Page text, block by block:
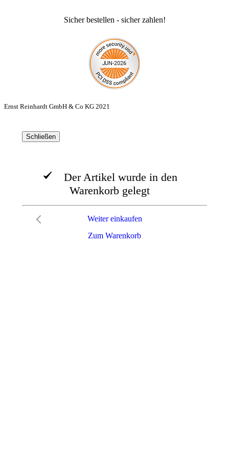
Sicher bestellen - sicher zahlen!
Ernst Reinhardt GmbH & Co KG 2021
Schließen
Der Artikel wurde in den
Warenkorb gelegt
Zum Warenkorb
Weiter einkaufen